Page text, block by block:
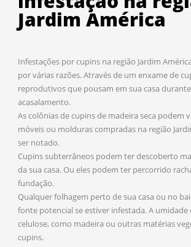
Jardim América
Infestações por cupins na região Jardim
por várias razões. Através de um enxame de
reprodutivos que pousam em sua casa
acasalamento.
As colônias de cupins de madeira seca podem
móveis ou molduras compradas na região
ser notado.
Cupins subterrâneos podem ter descoberto
da sua casa. Ou eles podem ter percorrido
fundação.
Qualquer folhagem perto de sua casa ou no
fonte potencial se estiver infestada. A umidade
celulose, como madeira ou outras matérias
cupins.